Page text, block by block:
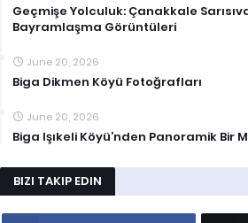
Geçmişe Yolculuk: Çanakkale
Bayramlaşma Görüntüleri
June 20, 2026
Biga Dikmen Köyü Fotoğrafları
June 20, 2026
Biga Işıkeli Köyü’nden Panoramik Bir
BIZI TAKIP EDIN